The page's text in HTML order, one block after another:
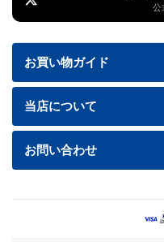
公
お買い物ガイド
お買い物ガイド
送料・配送について
お支払い方法
当店について
特定商取引法に基づく表記
お問い合わせ